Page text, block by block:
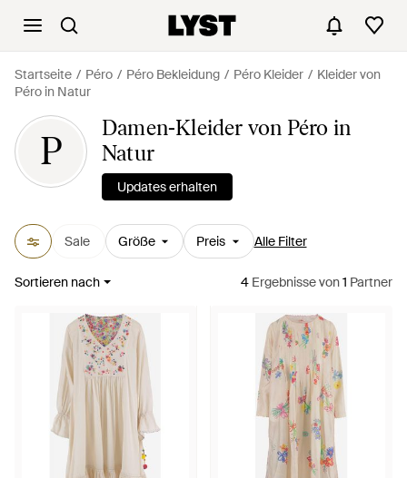
Startseite Péro Péro Bekleidung Péro Kleider
Kleider von
Péro in Natur
P
Damen-Kleider von Péro in
Natur
Updates erhalten
Sale Größe Preis Alle Filter
Sortieren nach 4 Ergebnissevon1 Partner